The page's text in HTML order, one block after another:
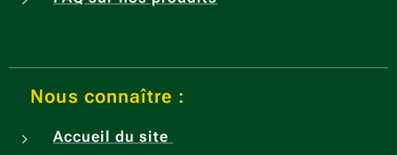
Nous connaître :
Accueil du site